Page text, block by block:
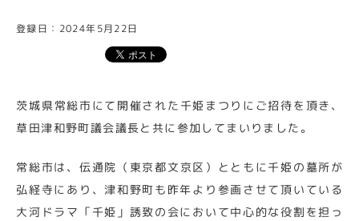
登録日：2024年5月22日
茨城県常総市にて開催された千姫まつりにご招待を頂き、
草田津和野町議会議長と共に参加してまいりました。
常総市は、伝通院（東京都文京区）とともに千姫の墓所が
弘経寺にあり、津和野町も昨年より参画させて頂いている
大河ドラマ「千姫」誘致の会において中心的な役割を担っ